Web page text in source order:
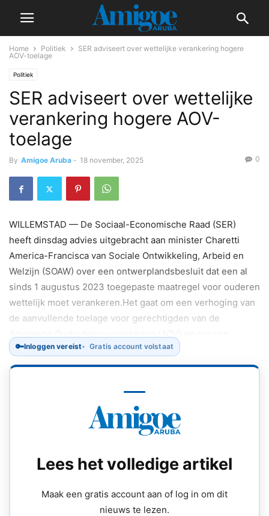
Home Politiek
SER adviseert over wettelijke verankering hogere
AOV-toelage
Politiek
SER adviseert over wettelijke
verankering hogere AOV-
toelage
By Amigoe Aruba - 18 november, 2025 0
WILLEMSTAD — De Sociaal-Economische Raad (SER)
heeft dinsdag advies uitgebracht aan minister Charetti
America-Francisca van Sociale Ontwikkeling, Arbeid en
Welzijn (SOAW) over een ontwerplandsbesluit dat een al
sinds 1 augustus 2023 toegepaste maatregel voor ouderen
wettelijk moet verankeren.Het gaat om een verhoging van
de aanvullende toelage voor gerechtigden van de
verruiming van de voorwaarden om voor die toelage in
aanmerking te komen.
🔑Inloggen vereist Gratis account volstaat
Lees het volledige artikel
Maak een gratis account aan of log in om dit
nieuws te lezen.